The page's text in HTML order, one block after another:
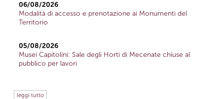
06/08/2026
Modalità di accesso e prenotazione ai Monumenti del
Territorio
05/08/2026
Musei Capitolini: Sale degli Horti di Mecenate chiuse al
pubblico per lavori
leggi tutto